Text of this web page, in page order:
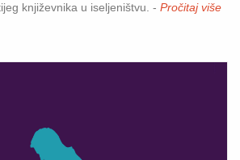
književnika u iseljeništvu. - Pročitaj više